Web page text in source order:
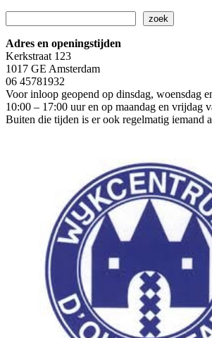
zoek
Adres en openingstijden
Kerkstraat 123
1017 GE Amsterdam
06 45781932
Voor inloop geopend op dinsdag, woensdag
10:00 – 17:00 uur en op maandag en vrijdag
Buiten die tijden is er ook regelmatig iemand